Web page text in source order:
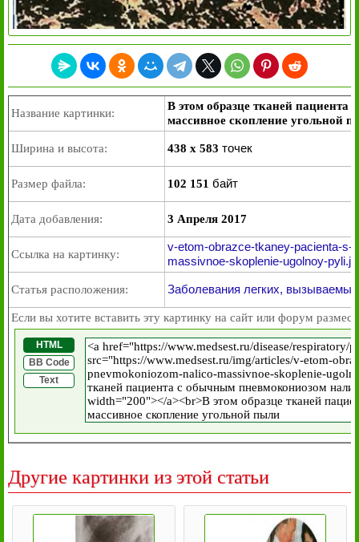
Название картинки:
В этом образце тканей
массивное скопление угольной
Ширина и высота: 438 x 583 точек
Размер файла: 102 151 байт
Дата добавления: 3 Апреля 2017
Ссылка на картинку:
v-etom-obrazce-tkaney-pacienta-
massivnoe-skoplenie-ugolnoy-
Статья расположения: Заболевания легких,
Если вы хотите вставить эту картинку на сайт или форум
HTML
BB Code
Text
Другие картинки из этой статьи